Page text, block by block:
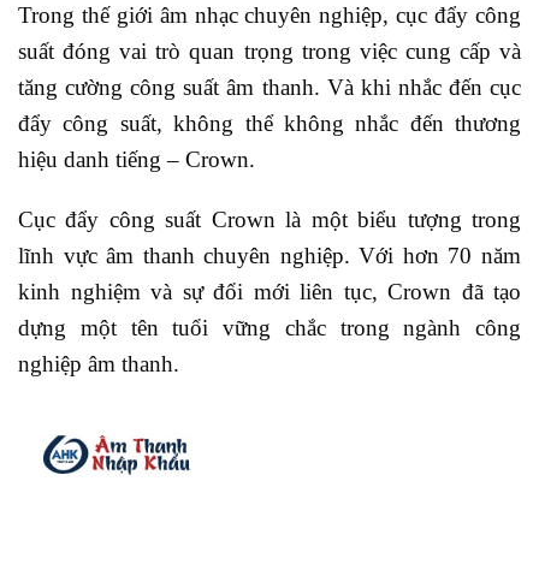
Trong thế giới âm nhạc chuyên nghiệp, cục đẩy công
suất đóng vai trò quan trọng trong việc cung cấp và
tăng cường công suất âm thanh. Và khi nhắc đến cục
đẩy công suất, không thể không nhắc đến thương
hiệu danh tiếng – Crown.
Cục đẩy công suất Crown là một biểu tượng trong
lĩnh vực âm thanh chuyên nghiệp. Với hơn 70 năm
kinh nghiệm và sự đổi mới liên tục, Crown đã tạo
dựng một tên tuổi vững chắc trong ngành công
nghiệp âm thanh.